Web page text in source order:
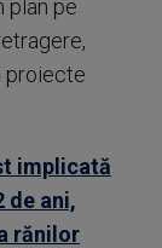
plan pe
proiecte
implicată
de ani,
rănilor